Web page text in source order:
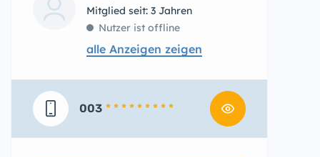
Mitglied seit: 3 Jahren
Nutzer ist offline
alle Anzeigen zeigen
003 * * * * * * * * *